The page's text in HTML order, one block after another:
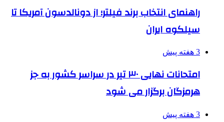
راهنمای انتخاب برند فیلتر؛ از دونالدسون آمریکا تا
سیلکوه ایران
3 هفته پیش
امتحانات نهایی ۳۰ تیر در سراسر کشور به جز
هرمزگان برگزار می شود
3 هفته پیش